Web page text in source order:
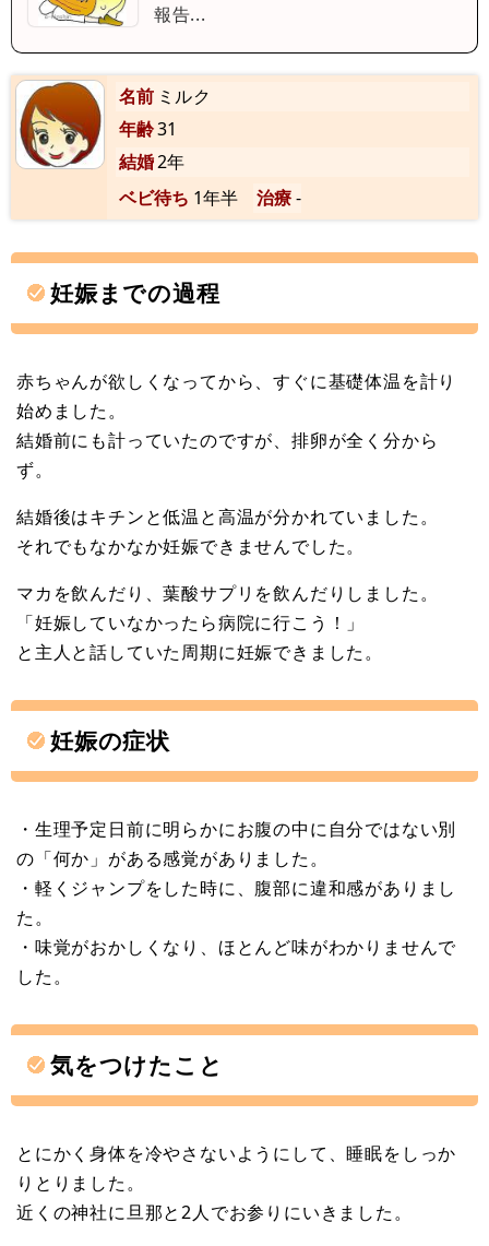
報告...
名前 ミルク
年齢31
結婚2年
ベビ待ち 1年半 治療-
妊娠までの過程
赤ちゃんが欲しくなってから、すぐに基礎体温を計り
始めました。
結婚前にも計っていたのですが、排卵が全く分から
ず。
結婚後はキチンと低温と高温が分かれていました。
それでもなかなか妊娠できませんでした。
マカを飲んだり、葉酸サプリを飲んだりしました。
「妊娠していなかったら病院に行こう！」
と主人と話していた周期に妊娠できました。
妊娠の症状
・生理予定日前に明らかにお腹の中に自分ではない別
の「何か」がある感覚がありました。
・軽くジャンプをした時に、腹部に違和感がありまし
た。
・味覚がおかしくなり、ほとんど味がわかりませんで
した。
気をつけたこと
とにかく身体を冷やさないようにして、睡眠をしっか
りとりました。
近くの神社に旦那と2人でお参りにいきました。